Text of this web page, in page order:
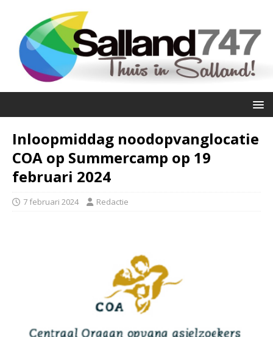
Inloopmiddag noodopvanglocatie
COA op Summercamp op 19
februari 2024
7 februari 2024 Redactie